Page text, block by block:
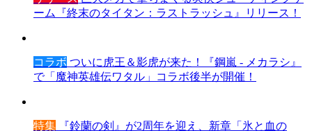
ーム『終末のタイタン：ラストラッシュ』リリース！
コラボ ついに虎王＆影虎が来た！『鋼嵐 - メカラシ』
で「魔神英雄伝ワタル」コラボ後半が開催！
特集 『鈴蘭の剣』が2周年を迎え、新章「氷と血の